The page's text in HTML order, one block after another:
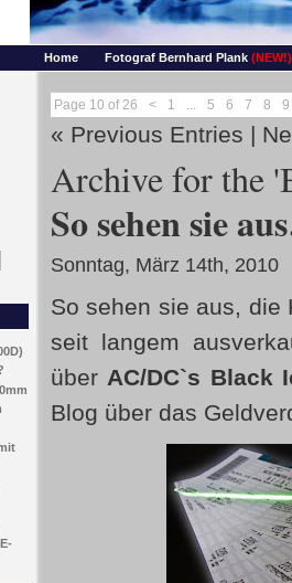
Home Fotograf Bernhard Plank (NEW!)
Page 10 of 26 < 1 ... 5 6 7 8 9
« Previous Entries |
Archive for the
So sehen sie
Sonntag, März 14th, 2010
So sehen sie aus, die
seit langem
überAC/DC`s Black
Blog über das